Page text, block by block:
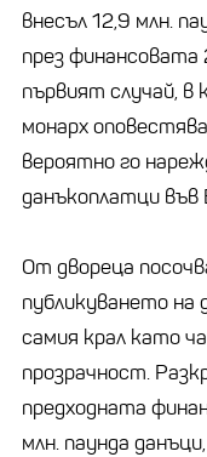
внесъл 12,9 млн.
през финансовата
първият случай, в
монарх
вероятно го
данъкоплатци във
От двореца
публикуването на
самия крал като
прозрачност.
предходната
млн. паунда